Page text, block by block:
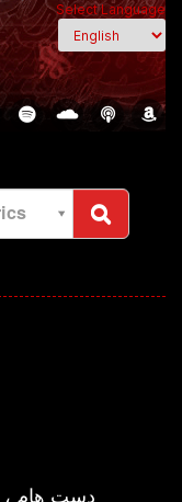
Select Language
دست هام ،